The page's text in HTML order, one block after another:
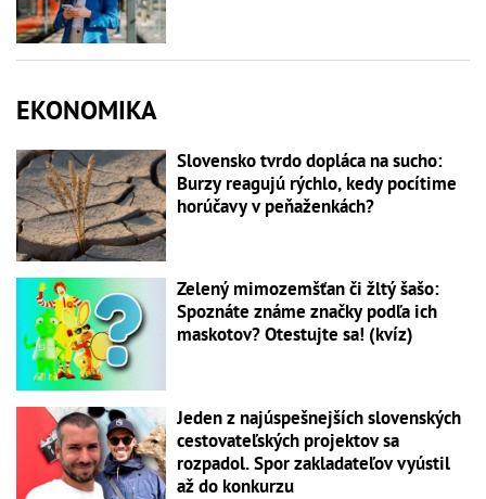
EKONOMIKA
Slovensko tvrdo dopláca na sucho:
Burzy reagujú rýchlo, kedy pocítime
horúčavy v peňaženkách?
Zelený mimozemšťan či žltý šašo:
Spoznáte známe značky podľa ich
maskotov? Otestujte sa! (kvíz)
Jeden z najúspešnejších slovenských
cestovateľských projektov sa
rozpadol. Spor zakladateľov vyústil
až do konkurzu